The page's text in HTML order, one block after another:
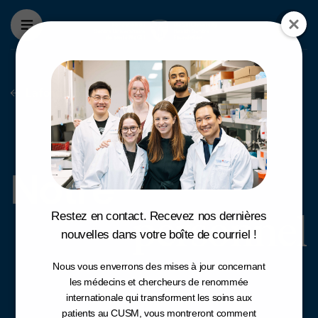
Aller au contenu principal
Notre personnel
Notre
personnel
Restez en contact. Recevez nos dernières
nouvelles dans votre boîte de courriel !
Nous vous enverrons des mises à jour concernant
les médecins et chercheurs de renommée
internationale qui transforment les soins aux
patients au CUSM, vous montreront comment